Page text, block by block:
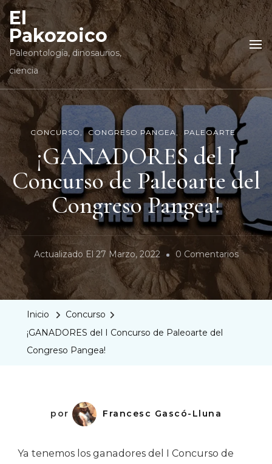
El
Pakozoico
Paleontología, dinosaurios,
ciencia
CONCURSO CONGRESO PANGEA PALEOARTE
¡GANADORES del I
Concurso de Paleoarte del
Congreso Pangea!
Actualizado El27 Marzo, 2022 0 ComentariosEn
Del
Inicio
Concurso
¡GANADORES del I Concurso de Paleoarte del
Congreso Pangea!
por Francesc Gascó-Lluna
Ya tenemos los ganadores del I Concurso de